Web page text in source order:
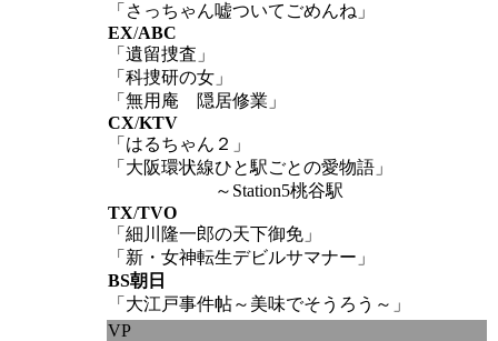
「さっちゃん嘘ついてごめんね」
EX/ABC
「遺留捜査」
「科捜研の女」
「無用庵 隠居修業」
CX/KTV
「はるちゃん２」
「大阪環状線ひと駅ごとの愛物語」
～Station5桃谷駅
TX/TVO
「細川隆一郎の天下御免」
「新・女神転生デビルサマナー」
BS朝日
「大江戸事件帖～美味でそうろう～」
VP